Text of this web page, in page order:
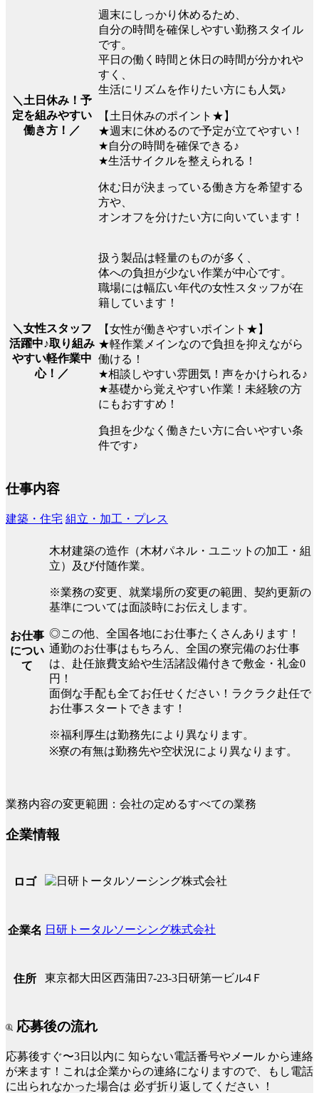
＼土日休み！予
定を組みやすい
働き方！／
週末にしっかり休めるため、
自分の時間を確保しやすい勤務スタイル
です。
平日の働く時間と休日の時間が分かれや
すく、
生活にリズムを作りたい方にも人気♪
【土日休みのポイント★】
★週末に休めるので予定が立てやすい！
★自分の時間を確保できる♪
★生活サイクルを整えられる！
休む日が決まっている働き方を希望する
方や、
オンオフを分けたい方に向いています！
＼女性スタッフ
活躍中♪取り組み
やすい軽作業中
心！／
扱う製品は軽量のものが多く、
体への負担が少ない作業が中心です。
職場には幅広い年代の女性スタッフが在
籍しています！
【女性が働きやすいポイント★】
★軽作業メインなので負担を抑えながら
働ける！
★相談しやすい雰囲気！声をかけられる♪
★基礎から覚えやすい作業！未経験の方
にもおすすめ！
負担を少なく働きたい方に合いやすい条
件です♪
仕事内容
建築・住宅 組立・加工・プレス
お仕事
につい
て
木材建築の造作（木材パネル・ユニットの加工・組
立）及び付随作業。
※業務の変更、就業場所の変更の範囲、契約更新の
基準については面談時にお伝えします。
◎この他、全国各地にお仕事たくさんあります！
通勤のお仕事はもちろん、全国の寮完備のお仕事
は、赴任旅費支給や生活諸設備付きで敷金・礼金0
円！
面倒な手配も全てお任せください！ラクラク赴任で
お仕事スタートできます！
※福利厚生は勤務先により異なります。
※寮の有無は勤務先や空状況により異なります。
業務内容の変更範囲：会社の定めるすべての業務
企業情報
ロゴ
企業名 日研トータルソーシング株式会社
住所 東京都大田区西蒲田7-23-3日研第一ビル4Ｆ
応募後の流れ
応募後すぐ〜3日以内に 知らない電話番号やメール から連絡
が来ます！これは企業からの連絡になりますので、もし電話
に出られなかった場合は 必ず折り返してください ！